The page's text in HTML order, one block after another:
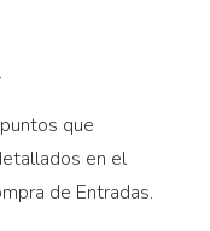
que
en el
de Entradas.